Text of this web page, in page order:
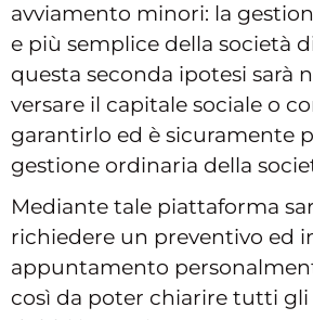
avviamento minori: la
e più semplice della società
questa seconda ipotesi sarà
versare il capitale sociale o
garantirlo ed è sicuramente
gestione ordinaria della
Mediante tale piattaforma
richiedere un preventivo ed
appuntamento
così da poter chiarire tutti gli